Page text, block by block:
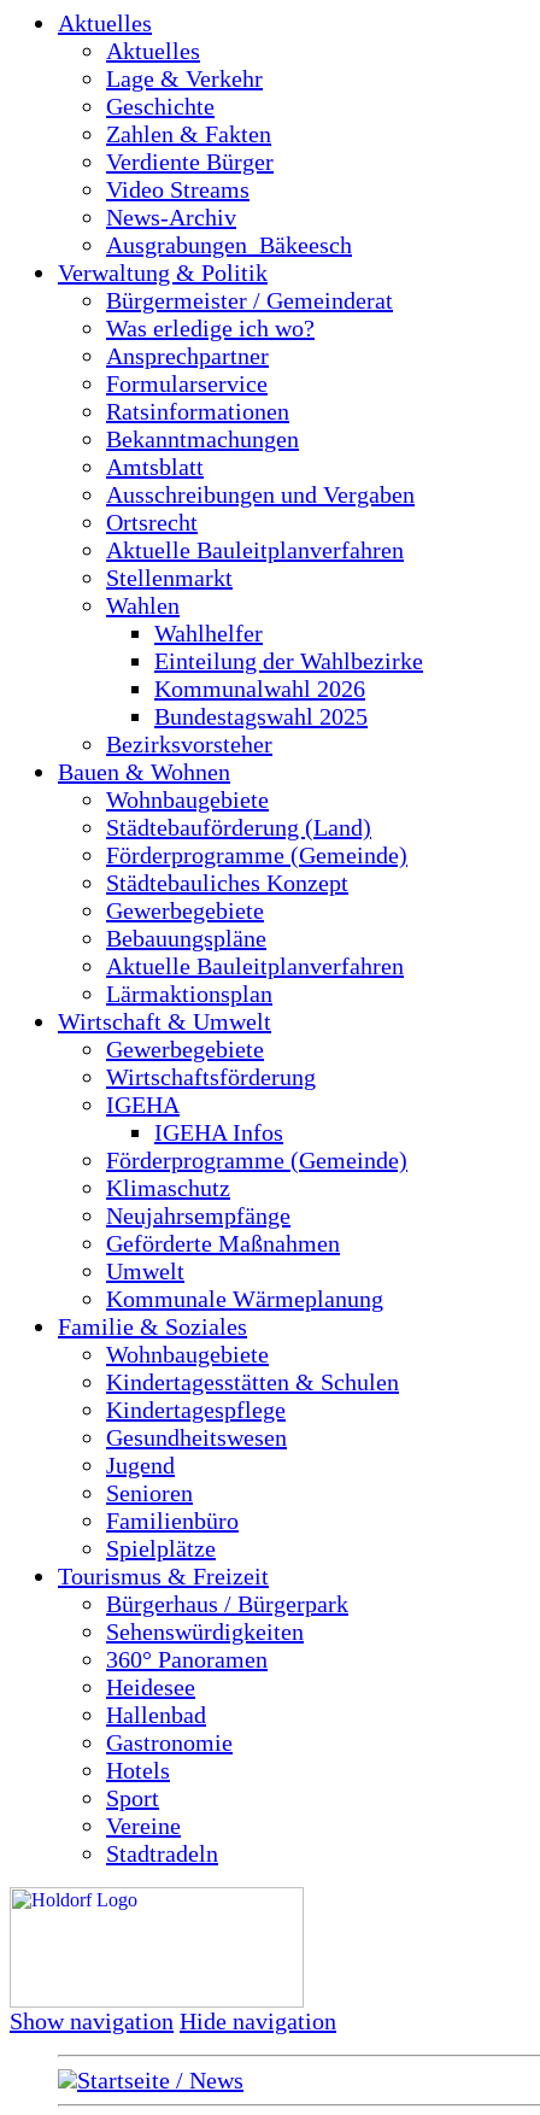
Aktuelles
Aktuelles
Lage & Verkehr
Geschichte
Zahlen & Fakten
Verdiente Bürger
Video Streams
News-Archiv
Ausgrabungen_Bäkeesch
Verwaltung & Politik
Bürgermeister / Gemeinderat
Was erledige ich wo?
Ansprechpartner
Formularservice
Ratsinformationen
Bekanntmachungen
Amtsblatt
Ausschreibungen und Vergaben
Ortsrecht
Aktuelle Bauleitplanverfahren
Stellenmarkt
Wahlen
Wahlhelfer
Einteilung der Wahlbezirke
Kommunalwahl 2026
Bundestagswahl 2025
Bezirksvorsteher
Bauen & Wohnen
Wohnbaugebiete
Städtebauförderung (Land)
Förderprogramme (Gemeinde)
Städtebauliches Konzept
Gewerbegebiete
Bebauungspläne
Aktuelle Bauleitplanverfahren
Lärmaktionsplan
Wirtschaft & Umwelt
Gewerbegebiete
Wirtschaftsförderung
IGEHA
IGEHA Infos
Förderprogramme (Gemeinde)
Klimaschutz
Neujahrsempfänge
Geförderte Maßnahmen
Umwelt
Kommunale Wärmeplanung
Familie & Soziales
Wohnbaugebiete
Kindertagesstätten & Schulen
Kindertagespflege
Gesundheitswesen
Jugend
Senioren
Familienbüro
Spielplätze
Tourismus & Freizeit
Bürgerhaus / Bürgerpark
Sehenswürdigkeiten
360° Panoramen
Heidesee
Hallenbad
Gastronomie
Hotels
Sport
Vereine
Stadtradeln
Show navigation Hide navigation
Startseite / News